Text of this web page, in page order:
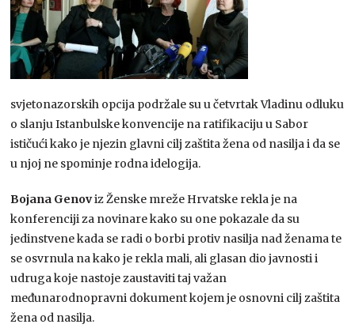
svjetonazorskih opcija podržale su u četvrtak Vladinu odluku
o slanju Istanbulske konvencije na ratifikaciju u Sabor
ističući kako je njezin glavni cilj zaštita žena od nasilja i da se
u njoj ne spominje rodna idelogija.
Bojana Genoviz Ženske mreže Hrvatske rekla je na
konferenciji za novinare kako su one pokazale da su
jedinstvene kada se radi o borbi protiv nasilja nad ženama te
se osvrnula na kako je rekla mali, ali glasan dio javnosti i
udruga koje nastoje zaustaviti taj važan
međunarodnopravni dokument kojem je osnovni cilj zaštita
žena od nasilja.